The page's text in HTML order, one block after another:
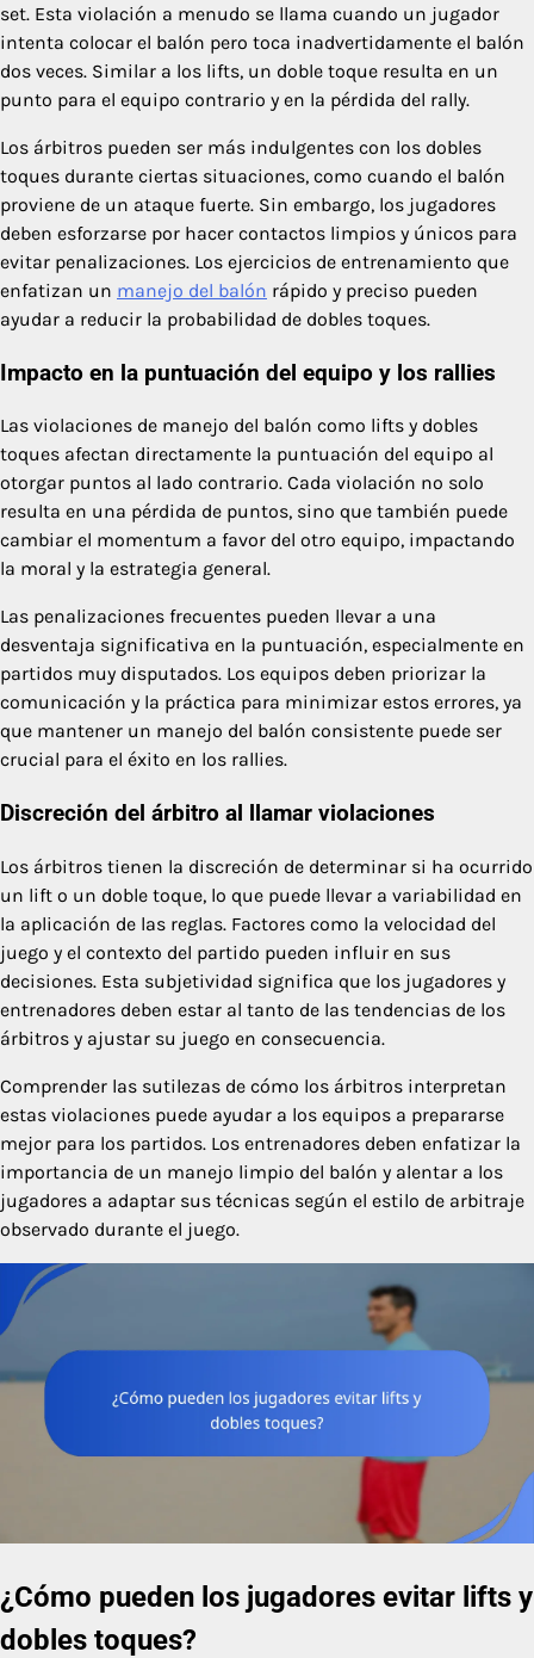
set. Esta violación a menudo se llama cuando un jugador
intenta colocar el balón pero toca inadvertidamente el balón
dos veces. Similar a los lifts, un doble toque resulta en un
punto para el equipo contrario y en la pérdida del rally.
Los árbitros pueden ser más indulgentes con los dobles
toques durante ciertas situaciones, como cuando el balón
proviene de un ataque fuerte. Sin embargo, los jugadores
deben esforzarse por hacer contactos limpios y únicos para
evitar penalizaciones. Los ejercicios de entrenamiento que
enfatizan un manejo del balón rápido y preciso pueden
ayudar a reducir la probabilidad de dobles toques.
Impacto en la puntuación del equipo y los rallies
Las violaciones de manejo del balón como lifts y dobles
toques afectan directamente la puntuación del equipo al
otorgar puntos al lado contrario. Cada violación no solo
resulta en una pérdida de puntos, sino que también puede
cambiar el momentum a favor del otro equipo, impactando
la moral y la estrategia general.
Las penalizaciones frecuentes pueden llevar a una
desventaja significativa en la puntuación, especialmente en
partidos muy disputados. Los equipos deben priorizar la
comunicación y la práctica para minimizar estos errores, ya
que mantener un manejo del balón consistente puede ser
crucial para el éxito en los rallies.
Discreción del árbitro al llamar violaciones
Los árbitros tienen la discreción de determinar si ha ocurrido
un lift o un doble toque, lo que puede llevar a variabilidad en
la aplicación de las reglas. Factores como la velocidad del
juego y el contexto del partido pueden influir en sus
decisiones. Esta subjetividad significa que los jugadores y
entrenadores deben estar al tanto de las tendencias de los
árbitros y ajustar su juego en consecuencia.
Comprender las sutilezas de cómo los árbitros interpretan
estas violaciones puede ayudar a los equipos a prepararse
mejor para los partidos. Los entrenadores deben enfatizar la
importancia de un manejo limpio del balón y alentar a los
jugadores a adaptar sus técnicas según el estilo de arbitraje
observado durante el juego.
¿Cómo pueden los jugadores evitar lifts y
dobles toques?